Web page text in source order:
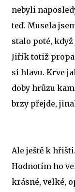
nebyli
teď. Musela
stalo poté,
Jiřík totiž
si hlavu. Krve
doby hrůzu
brzy přejde,
Ale ještě k
Hodnotím ho
krásné, velké,